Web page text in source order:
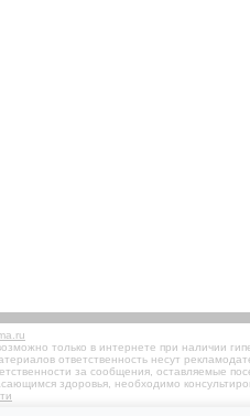
только в интернете при наличии
ответственность несут
за сообщения, оставляемые
здоровья, необходимо